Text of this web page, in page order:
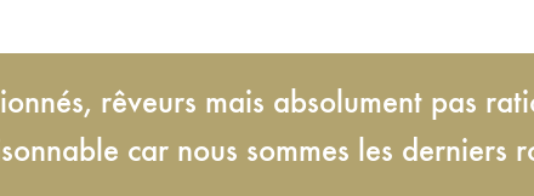
rêveurs mais absolument pas
car nous sommes les derniers